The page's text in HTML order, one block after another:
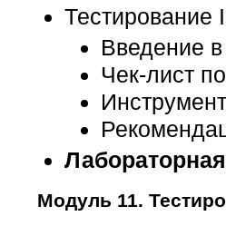
Тестирование
Введение
Чек-лист
Модуль 11.